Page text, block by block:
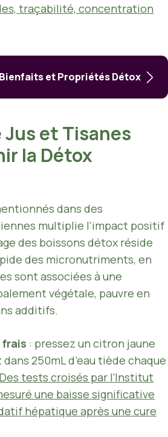
traçabilité, concentration
et Propriétés Détox
et Tisanes
la Détox
dans des
multiplie l’impact positif
des boissons détox réside
des micronutriments, en
sont associées à une
végétale, pauvre en
additifs.
: pressez un citron jaune
250mL d’eau tiède chaque
Des tests croisés par l’Institut
une baisse significative
hépatique après une cure